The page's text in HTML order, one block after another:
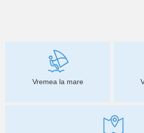
Vremea la mare